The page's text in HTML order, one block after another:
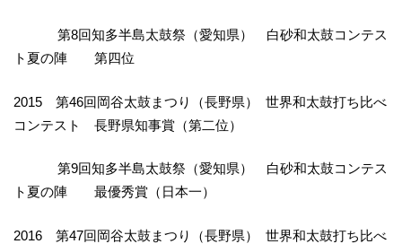
第8回知多半島太鼓祭（愛知県） 白砂和太鼓コンテス
ト夏の陣 第四位
2015 第46回岡谷太鼓まつり（長野県） 世界和太鼓打ち比べ
コンテスト 長野県知事賞（第二位）
第9回知多半島太鼓祭（愛知県） 白砂和太鼓コンテス
ト夏の陣 最優秀賞（日本一）
2016 第47回岡谷太鼓まつり（長野県） 世界和太鼓打ち比べ